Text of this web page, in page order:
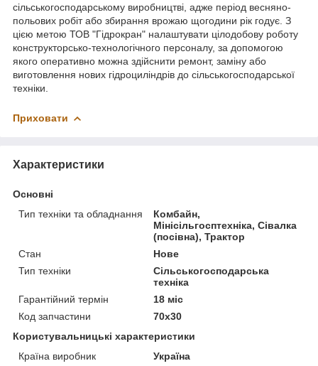
сільськогосподарському виробництві, адже період весняно-
польових робіт або збирання врожаю щогодини рік годує. З
цією метою ТОВ "Гідрокран" налаштувати цілодобову роботу
конструкторсько-технологічного персоналу, за допомогою
якого оперативно можна здійснити ремонт, заміну або
виготовлення нових гідроциліндрів до сільськогосподарської
техніки.
Приховати
Характеристики
Основні
Тип техніки та обладнання
Комбайн,
Мінісільгосптехніка, Сівалка
(посівна), Трактор
Стан
Нове
Тип техніки
Сільськогосподарська
техніка
Гарантійний термін
18 міс
Код запчастини
70x30
Користувальницькі характеристики
Країна виробник
Україна